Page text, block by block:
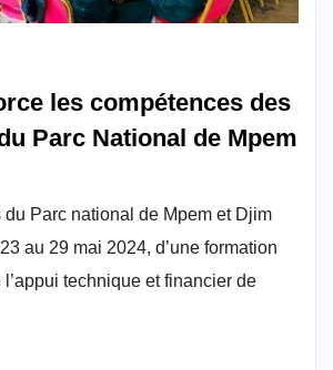
les compétences des
Parc National de Mpem
Parc national de Mpem et Djim
au 29 mai 2024, d’une formation
technique et financier de